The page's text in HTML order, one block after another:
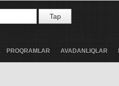
Tap
PROQRAMLAR AVADANLIQLAR